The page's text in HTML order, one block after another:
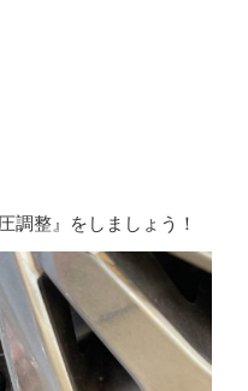
調整』をしましょう！